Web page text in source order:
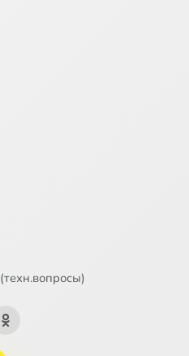
(техн.вопросы)